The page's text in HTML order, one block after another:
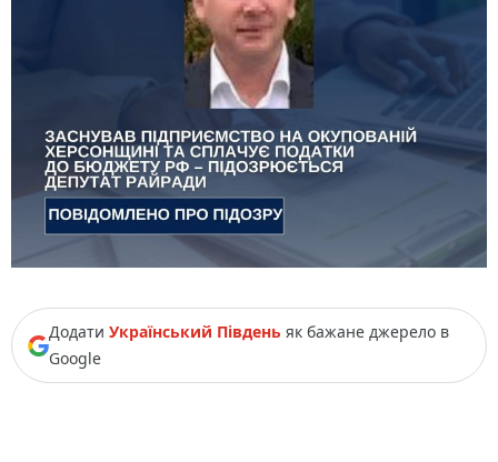
Додати Український Південь як бажане джерело в
Google